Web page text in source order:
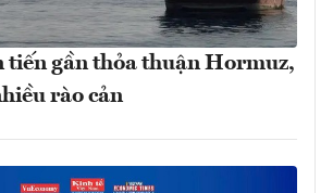
tiến gần thỏa thuận Hormuz,
rào cản